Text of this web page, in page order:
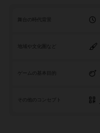
舞台の時代背景
地域や文化圏など
ゲームの基本目的
その他のコンセプト